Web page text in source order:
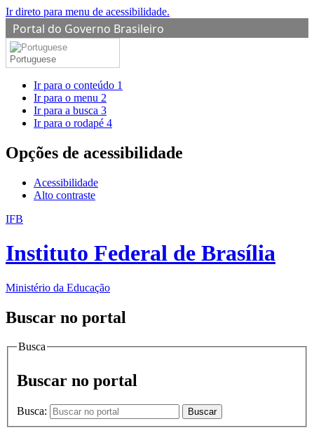
Ir direto para menu de acessibilidade.
Portal do Governo Brasileiro
Portuguese
Ir para o conteúdo 1
Ir para o menu 2
Ir para a busca 3
Ir para o rodapé 4
Opções de acessibilidade
Acessibilidade
Alto contraste
IFB
Instituto Federal de Brasília
Ministério da Educação
Buscar no portal
Busca
Buscar no portal
Busca: Buscar